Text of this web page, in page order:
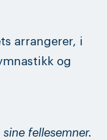
arrangerer, i
og
fellesemner.